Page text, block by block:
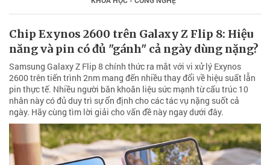
Chip Exynos 2600 trên Galaxy Z Flip 8: Hiệu
năng và pin có đủ "gánh" cả ngày dùng nặng?
Samsung Galaxy Z Flip 8 chính thức ra mắt với vi xử lý Exynos
2600 trên tiến trình 2nm mang đến nhiều thay đổi về hiệu suất lẫn
pin thực tế. Nhiều người băn khoăn liệu sức mạnh từ cấu trúc 10
nhân này có đủ duy trì sự ổn định cho các tác vụ nặng suốt cả
ngày. Hãy cùng tìm lời giải cho vấn đề này ngay dưới đây.